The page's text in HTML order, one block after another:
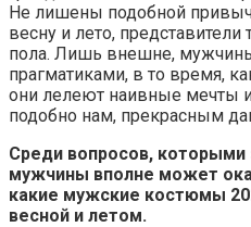
Не лишены подобной
весну и лето,
пола. Лишь внешне,
прагматиками, в то время,
они лелеют наивные мечты
подобно нам, прекрасным
Среди вопросов,
мужчины вполне может
какие мужские костюмы
весной и летом.